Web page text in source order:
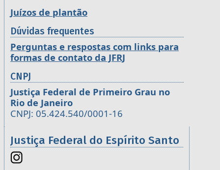
Juízos de plantão
Dúvidas frequentes
Perguntas e respostas com links para
formas de contato da JFRJ
CNPJ
Justiça Federal de Primeiro Grau no
Rio de Janeiro
CNPJ: 05.424.540/0001-16
Justiça Federal do Espírito Santo